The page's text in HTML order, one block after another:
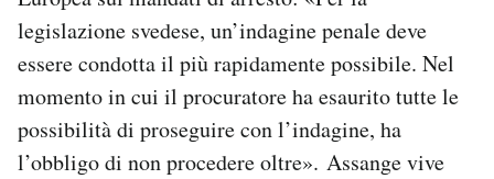
Notifiche mobile
Regala il Post
Hai bisogno di aiuto?
Esci
legislazione svedese, un’indagine penale deve
essere condotta il più rapidamente possibile. Nel
momento in cui il procuratore ha esaurito tutte le
possibilità di proseguire con l’indagine, ha
l’obbligo di non procedere oltre». Assange vive